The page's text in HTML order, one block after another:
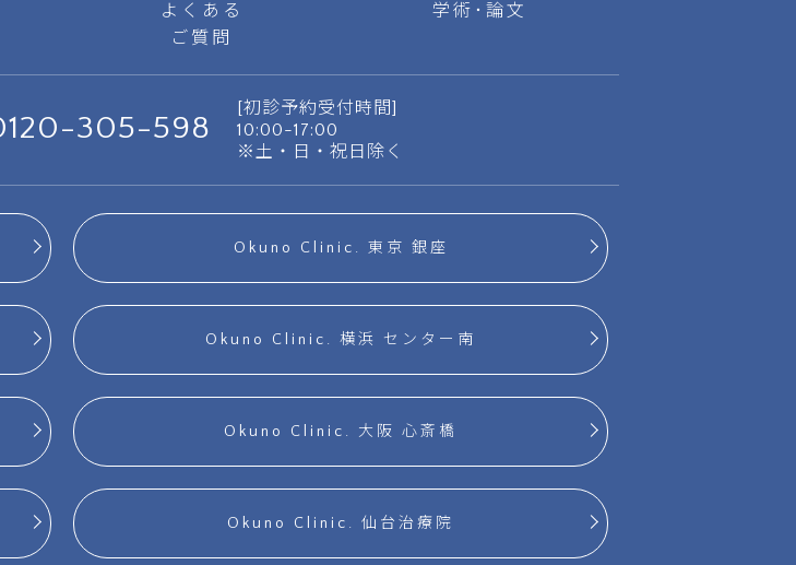
よくある
ご質問
学術･論文
305-598
[初診予約受付時間]
10:00-17:00
※土・日・祝日除く
Okuno Clinic. 東京 銀座
Okuno Clinic. 横浜 センター南
Okuno Clinic. 大阪 心斎橋
Okuno Clinic. 仙台治療院